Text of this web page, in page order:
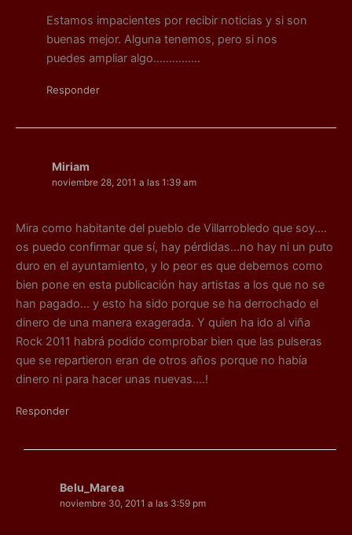
Estamos impacientes por recibir noticias y si son
buenas mejor. Alguna tenemos, pero si nos
puedes ampliar algo……………
Responder
Miriam
noviembre 28, 2011 a las 1:39 am
Mira como habitante del pueblo de Villarrobledo que soy….
os puedo confirmar que sí, hay pérdidas…no hay ni un puto
duro en el ayuntamiento, y lo peor es que debemos como
bien pone en esta publicación hay artistas a los que no se
han pagado… y esto ha sido porque se ha derrochado el
dinero de una manera exagerada. Y quien ha ido al viña
Rock 2011 habrá podido comprobar bien que las pulseras
que se repartieron eran de otros años porque no había
dinero ni para hacer unas nuevas….!
Responder
Belu_Marea
noviembre 30, 2011 a las 3:59 pm